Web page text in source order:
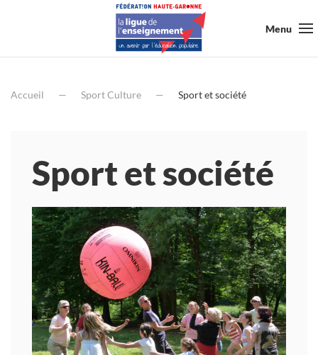
Menu
Accueil Sport Culture Sport et société
Sport et société